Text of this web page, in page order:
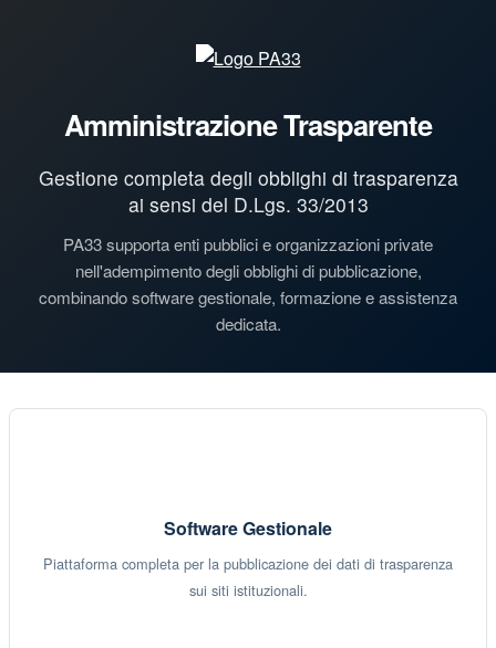
Amministrazione Trasparente
Gestione completa degli obblighi di trasparenza
ai sensi del D.Lgs. 33/2013
PA33 supporta enti pubblici e organizzazioni private
nell'adempimento degli obblighi di pubblicazione,
combinando software gestionale, formazione e assistenza
dedicata.
Software Gestionale
Piattaforma completa per la pubblicazione dei dati di trasparenza
sui siti istituzionali.